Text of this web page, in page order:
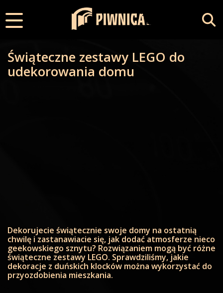
Świąteczne zestawy LEGO do
udekorowania domu
Dekorujecie świątecznie swoje domy na ostatnią
chwilę i zastanawiacie się, jak dodać atmosferze nieco
geekowskiego sznytu? Rozwiązaniem mogą być różne
świąteczne zestawy LEGO. Sprawdziliśmy, jakie
dekoracje z duńskich klocków można wykorzystać do
przyozdobienia mieszkania.